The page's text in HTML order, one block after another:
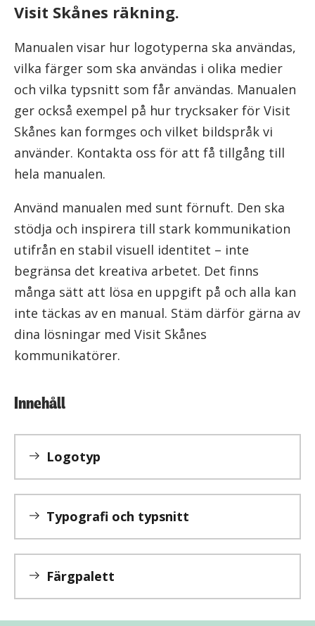
Visit Skånes räkning.
Manualen visar hur logotyperna ska användas,
vilka färger som ska användas i olika medier
och vilka typsnitt som får användas. Manualen
ger också exempel på hur trycksaker för Visit
Skånes kan formges och vilket bildspråk vi
använder. Kontakta oss för att få tillgång till
hela manualen.
Använd manualen med sunt förnuft. Den ska
stödja och inspirera till stark kommunikation
utifrån en stabil visuell identitet – inte
begränsa det kreativa arbetet. Det finns
många sätt att lösa en uppgift på och alla kan
inte täckas av en manual. Stäm därför gärna av
dina lösningar med Visit Skånes
kommunikatörer.
Innehåll
Logotyp
Typografi och typsnitt
Färgpalett